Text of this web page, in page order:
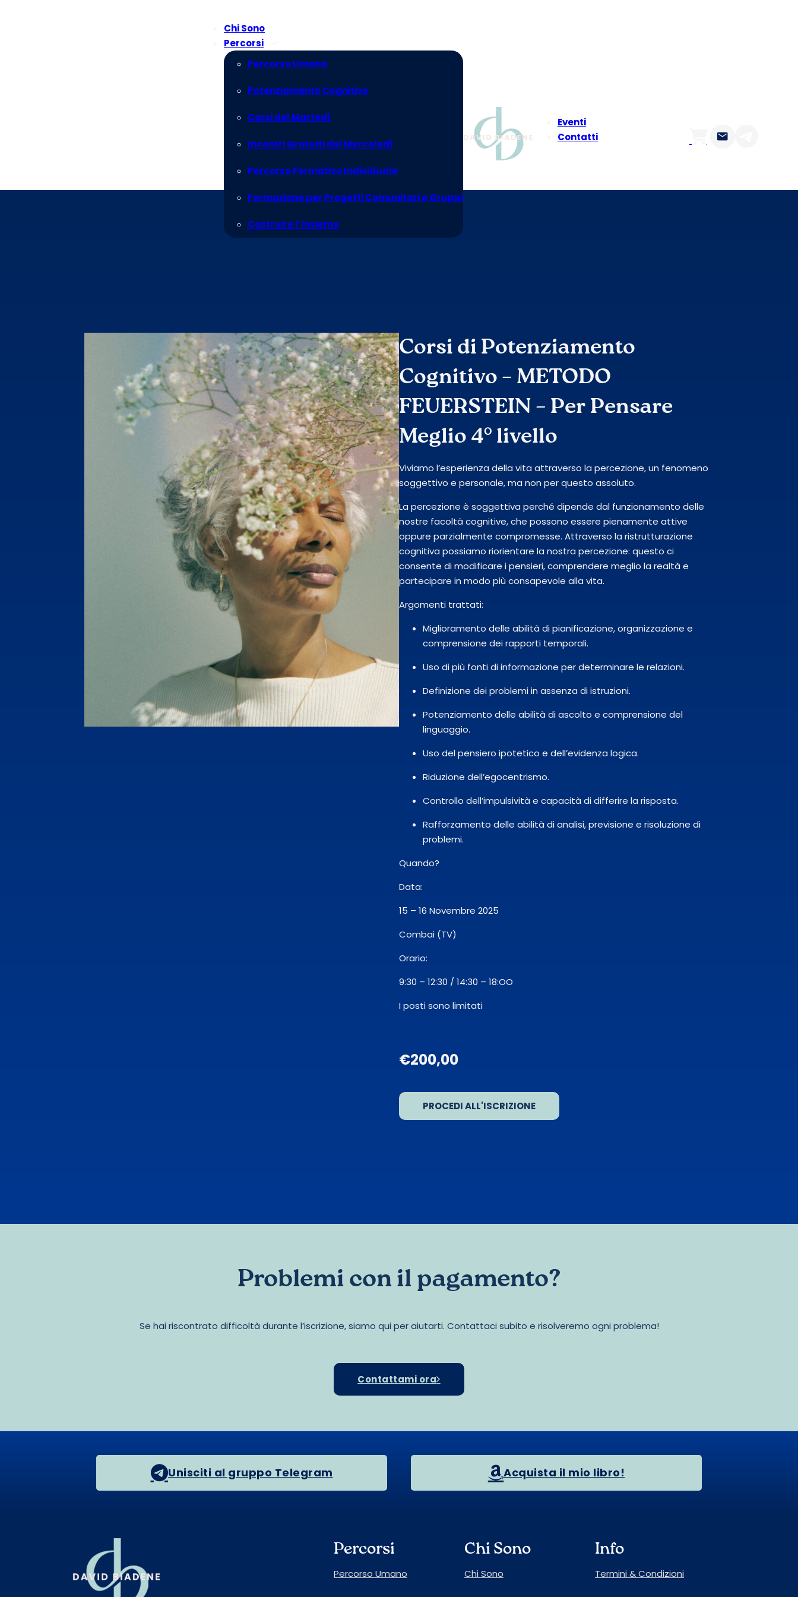
Chi Sono
Percorsi
Percorso Umano
Potenziamento Cognitivo
Corsi del Martedì
Incontri Gratuiti del Mercoledì
Percorso Formativo Individuale
Formazione per Progetti Comunitari e Gruppi
Costruire l’Insieme
Eventi
Contatti
Corsi di Potenziamento
Cognitivo – METODO
FEUERSTEIN – Per Pensare
Meglio 4° livello
Viviamo l’esperienza della vita attraverso la percezione, un fenomeno
soggettivo e personale, ma non per questo assoluto.
La percezione è soggettiva perché dipende dal funzionamento delle
nostre facoltà cognitive, che possono essere pienamente attive
oppure parzialmente compromesse. Attraverso la ristrutturazione
cognitiva possiamo riorientare la nostra percezione: questo ci
consente di modificare i pensieri, comprendere meglio la realtà e
partecipare in modo più consapevole alla vita.
Argomenti trattati:
Miglioramento delle abilità di pianificazione, organizzazione e
comprensione dei rapporti temporali.
Uso di più fonti di informazione per determinare le relazioni.
Definizione dei problemi in assenza di istruzioni.
Potenziamento delle abilità di ascolto e comprensione del
linguaggio.
Uso del pensiero ipotetico e dell’evidenza logica.
Riduzione dell’egocentrismo.
Controllo dell’impulsività e capacità di differire la risposta.
Rafforzamento delle abilità di analisi, previsione e risoluzione di
problemi.
Quando?
Data:
15 – 16 Novembre 2025
Combai (TV)
Orario:
9:30 – 12:30 / 14:30 – 18:OO
I posti sono limitati
€200,00
PROCEDI ALL'ISCRIZIONE
Problemi con il pagamento?
Se hai riscontrato difficoltà durante l’iscrizione, siamo qui per aiutarti. Contattaci subito e risolveremo ogni problema!
Contattami ora
Unisciti al gruppo Telegram Acquista il mio libro!
Percorsi
Percorso Umano
Chi Sono
Chi Sono
Info
Termini & Condizioni